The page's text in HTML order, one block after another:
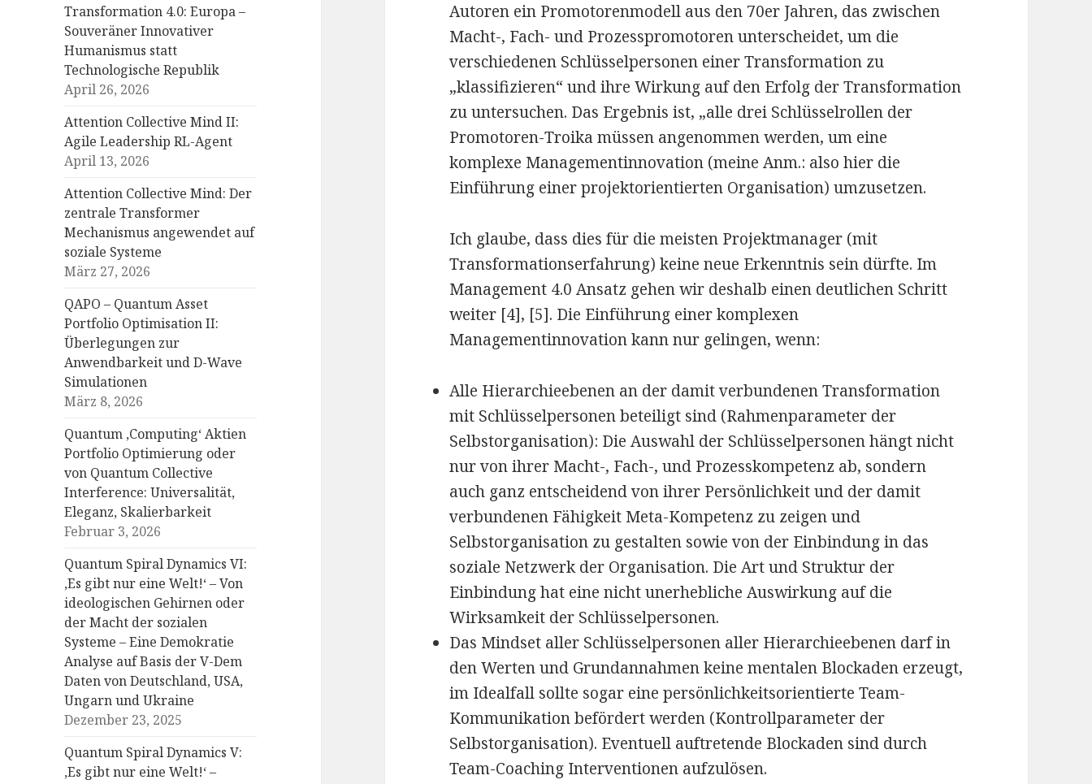
Transformation 4.0: Europa –
Souveräner Innovativer
Humanismus statt
Technologische Republik
April 26, 2026
Attention Collective Mind II:
Agile Leadership RL-Agent
April 13, 2026
Attention Collective Mind: Der
zentrale Transformer
Mechanismus angewendet auf
soziale Systeme
März 27, 2026
QAPO – Quantum Asset
Portfolio Optimisation II:
Überlegungen zur
Anwendbarkeit und D-Wave
Simulationen
März 8, 2026
Quantum ‚Computing‘ Aktien
Portfolio Optimierung oder
von Quantum Collective
Interference: Universalität,
Eleganz, Skalierbarkeit
Februar 3, 2026
Quantum Spiral Dynamics VI:
‚Es gibt nur eine Welt!‘ – Von
ideologischen Gehirnen oder
der Macht der sozialen
Systeme – Eine Demokratie
Analyse auf Basis der V-Dem
Daten von Deutschland, USA,
Ungarn und Ukraine
Dezember 23, 2025
Quantum Spiral Dynamics V:
‚Es gibt nur eine Welt!‘ –
Autoren ein Promotorenmodell aus den 70er Jahren, das zwischen
Macht-, Fach- und Prozesspromotoren unterscheidet, um die
verschiedenen Schlüsselpersonen einer Transformation zu
„klassifizieren“ und ihre Wirkung auf den Erfolg der Transformation
zu untersuchen. Das Ergebnis ist, „alle drei Schlüsselrollen der
Promotoren-Troika müssen angenommen werden, um eine
komplexe Managementinnovation (meine Anm.: also hier die
Einführung einer projektorientierten Organisation) umzusetzen.
Ich glaube, dass dies für die meisten Projektmanager (mit
Transformationserfahrung) keine neue Erkenntnis sein dürfte. Im
Management 4.0 Ansatz gehen wir deshalb einen deutlichen Schritt
weiter [4], [5]. Die Einführung einer komplexen
Managementinnovation kann nur gelingen, wenn:
Alle Hierarchieebenen an der damit verbundenen Transformation
mit Schlüsselpersonen beteiligt sind (Rahmenparameter der
Selbstorganisation): Die Auswahl der Schlüsselpersonen hängt nicht
nur von ihrer Macht-, Fach-, und Prozesskompetenz ab, sondern
auch ganz entscheidend von ihrer Persönlichkeit und der damit
verbundenen Fähigkeit Meta-Kompetenz zu zeigen und
Selbstorganisation zu gestalten sowie von der Einbindung in das
soziale Netzwerk der Organisation. Die Art und Struktur der
Einbindung hat eine nicht unerhebliche Auswirkung auf die
Wirksamkeit der Schlüsselpersonen.
Das Mindset aller Schlüsselpersonen aller Hierarchieebenen darf in
den Werten und Grundannahmen keine mentalen Blockaden erzeugt,
im Idealfall sollte sogar eine persönlichkeitsorientierte Team-
Kommunikation befördert werden (Kontrollparameter der
Selbstorganisation). Eventuell auftretende Blockaden sind durch
Team-Coaching Interventionen aufzulösen.